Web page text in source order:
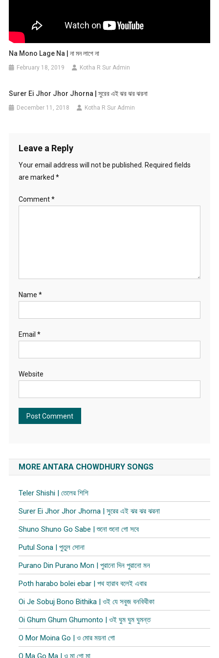
Na Mono Lage Na | না মন লাগে না
February 18, 2019 Kotha R Sur Admin
Surer Ei Jhor Jhor Jhorna | সুরের এই ঝর ঝর ঝরনা
December 11, 2018 Kotha R Sur Admin
Leave a Reply
Your email address will not be published. Required fields
are marked *
Comment*
Name *
Email *
Website
MORE ANTARA CHOWDHURY SONGS
Teler Shishi | তেলের শিশি
Surer Ei Jhor Jhor Jhorna | সুরের এই ঝর ঝর ঝরনা
Shuno Shuno Go Sabe | শুনো শুনো গো সবে
Putul Sona | পুতুল সোনা
Purano Din Purano Mon | পুরানো দিন পুরানো মন
Poth harabo bolei ebar | পথ হারাব বলেই এবার
Oi Je Sobuj Bono Bithika | ওই যে সবুজ বনবিথীকা
Oi Ghum Ghum Ghumonto | ওই ঘুম ঘুম ঘুমন্ত
O Mor Moina Go | ও মোর ময়না গো
O Ma Go Ma | ও মা গো মা